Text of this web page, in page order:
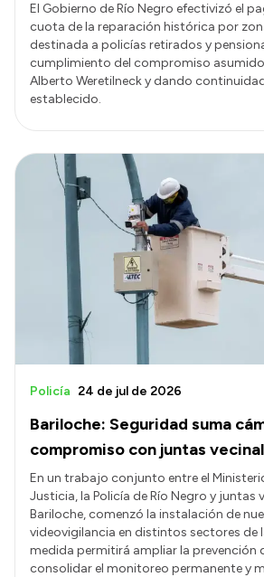
El Gobierno de Río Negro efectivizó el
cuota de la reparación histórica por
destinada a policías retirados y
cumplimiento del compromiso
Alberto Weretilneck y dando
establecido.
Bariloche: Seguridad suma
compromiso con juntas
Policía 24 de jul de 2026
En un trabajo conjunto entre el
Justicia, la Policía de Río Negro y juntas
Bariloche, comenzó la instalación de
videovigilancia en distintos sectores de
medida permitirá ampliar la prevención
consolidar el monitoreo permanente y